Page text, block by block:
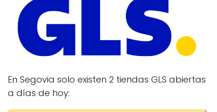
En Segovia solo existen 2 tiendas GLS abiertas
a días de hoy: